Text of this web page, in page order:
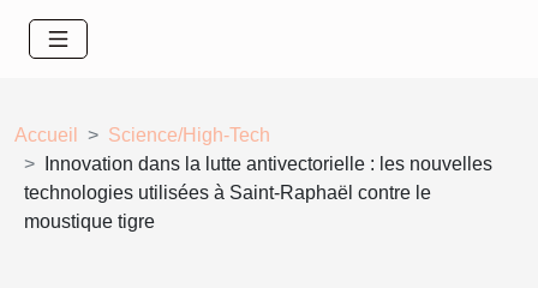
Accueil
Science/High-Tech
Innovation dans la lutte antivectorielle : les nouvelles
technologies utilisées à Saint-Raphaël contre le
moustique tigre